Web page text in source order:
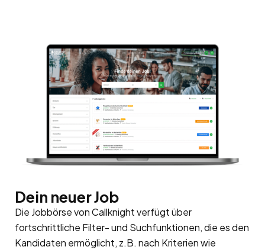
Dein neuer Job
Die Jobbörse von Callknight verfügt über
fortschrittliche Filter- und Suchfunktionen, die es den
Kandidaten ermöglicht, z.B. nach Kriterien wie